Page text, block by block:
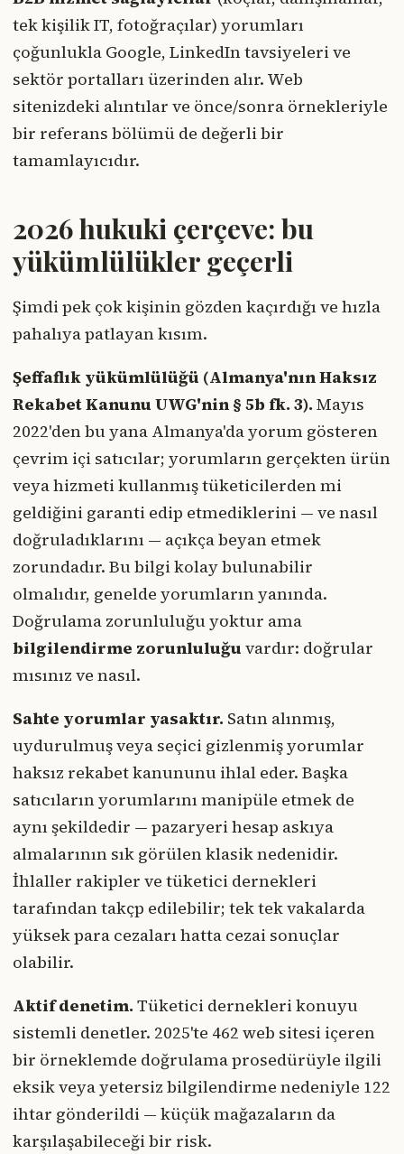
tek kişilik IT, fotoğraçılar) yorumları
çoğunlukla Google, LinkedIn tavsiyeleri ve
sektör portalları üzerinden alır. Web
sitenizdeki alıntılar ve önce/sonra örnekleriyle
bir referans bölümü de değerli bir
tamamlayıcıdır.
2026 hukuki çerçeve: bu
yükümlülükler geçerli
Şimdi pek çok kişinin gözden kaçırdığı ve hızla
pahalıya patlayan kısım.
Şeffaflık yükümlülüğü (Almanya'nın Haksız
Rekabet Kanunu UWG'nin § 5b fk. 3). Mayıs
2022'den bu yana Almanya'da yorum gösteren
çevrim içi satıcılar; yorumların gerçekten ürün
veya hizmeti kullanmış tüketicilerden mi
geldiğini garanti edip etmediklerini — ve nasıl
doğruladıklarını — açıkça beyan etmek
zorundadır. Bu bilgi kolay bulunabilir
olmalıdır, genelde yorumların yanında.
Doğrulama zorunluluğu yoktur ama
bilgilendirme zorunluluğu vardır: doğrular
mısınız ve nasıl.
Sahte yorumlar yasaktır. Satın alınmış,
uydurulmuş veya seçici gizlenmiş yorumlar
haksız rekabet kanununu ihlal eder. Başka
satıcıların yorumlarını manipüle etmek de
aynı şekildedir — pazaryeri hesap askıya
almalarının sık görülen klasik nedenidir.
İhlaller rakipler ve tüketici dernekleri
tarafından takçp edilebilir; tek tek vakalarda
yüksek para cezaları hatta cezai sonuçlar
olabilir.
Aktif denetim. Tüketici dernekleri konuyu
sistemli denetler. 2025'te 462 web sitesi içeren
bir örneklemde doğrulama prosedürüyle ilgili
eksik veya yetersiz bilgilendirme nedeniyle 122
ihtar gönderildi — küçük mağazaların da
karşılaşabileceği bir risk.